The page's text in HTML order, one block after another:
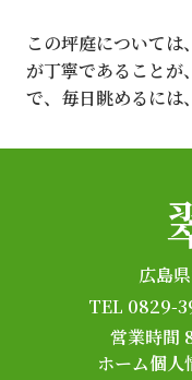
この坪庭について
が丁寧であることが
で、毎日眺めるには
広島
TEL 0829-
営業時間
ホーム個人